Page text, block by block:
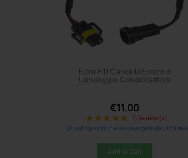
Filtro H11 Cancella Errore e
Lampeggio Condensatore
€11.00
star star star star star 1 Review(s)
Questo prodotto è stato acquistato: 17 times
Add to Cart